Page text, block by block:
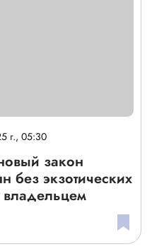
г., 05:30
закон
без экзотических
владельцем